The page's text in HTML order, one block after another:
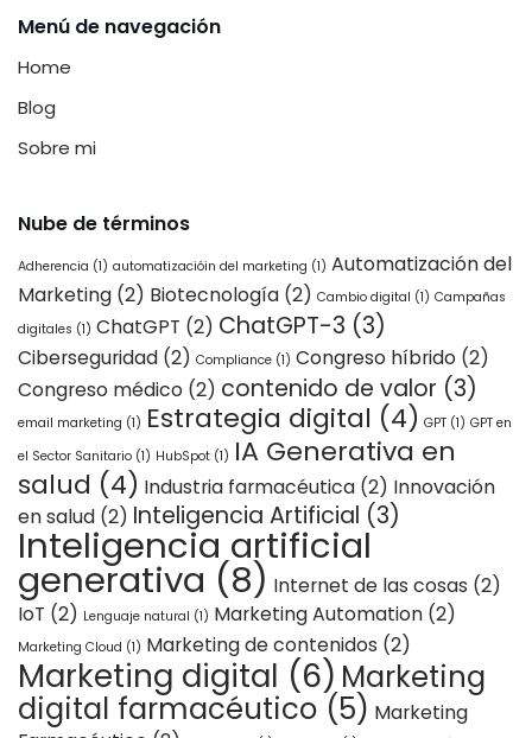
Menú de navegación
Home
Blog
Sobre mi
Nube de términos
Adherencia (1) automatizacióin del marketing (1) Automatización del
Marketing (2) Biotecnología (2) Cambio digital (1) Campañas
digitales (1) ChatGPT (2) ChatGPT-3 (3)
Ciberseguridad (2) Compliance (1) Congreso híbrido (2)
Congreso médico (2) contenido de valor (3)
email marketing (1) Estrategia digital (4) GPT (1) GPT en
el Sector Sanitario (1) HubSpot (1) IA Generativa en
salud (4) Industria farmacéutica (2) Innovación
en salud (2) Inteligencia Artificial (3)
Inteligencia artificial
generativa (8) Internet de las cosas (2)
IoT (2) Lenguaje natural (1) Marketing Automation (2)
Marketing Cloud (1) Marketing de contenidos (2)
Marketing digital (6) Marketing
digital farmacéutico (5) Marketing